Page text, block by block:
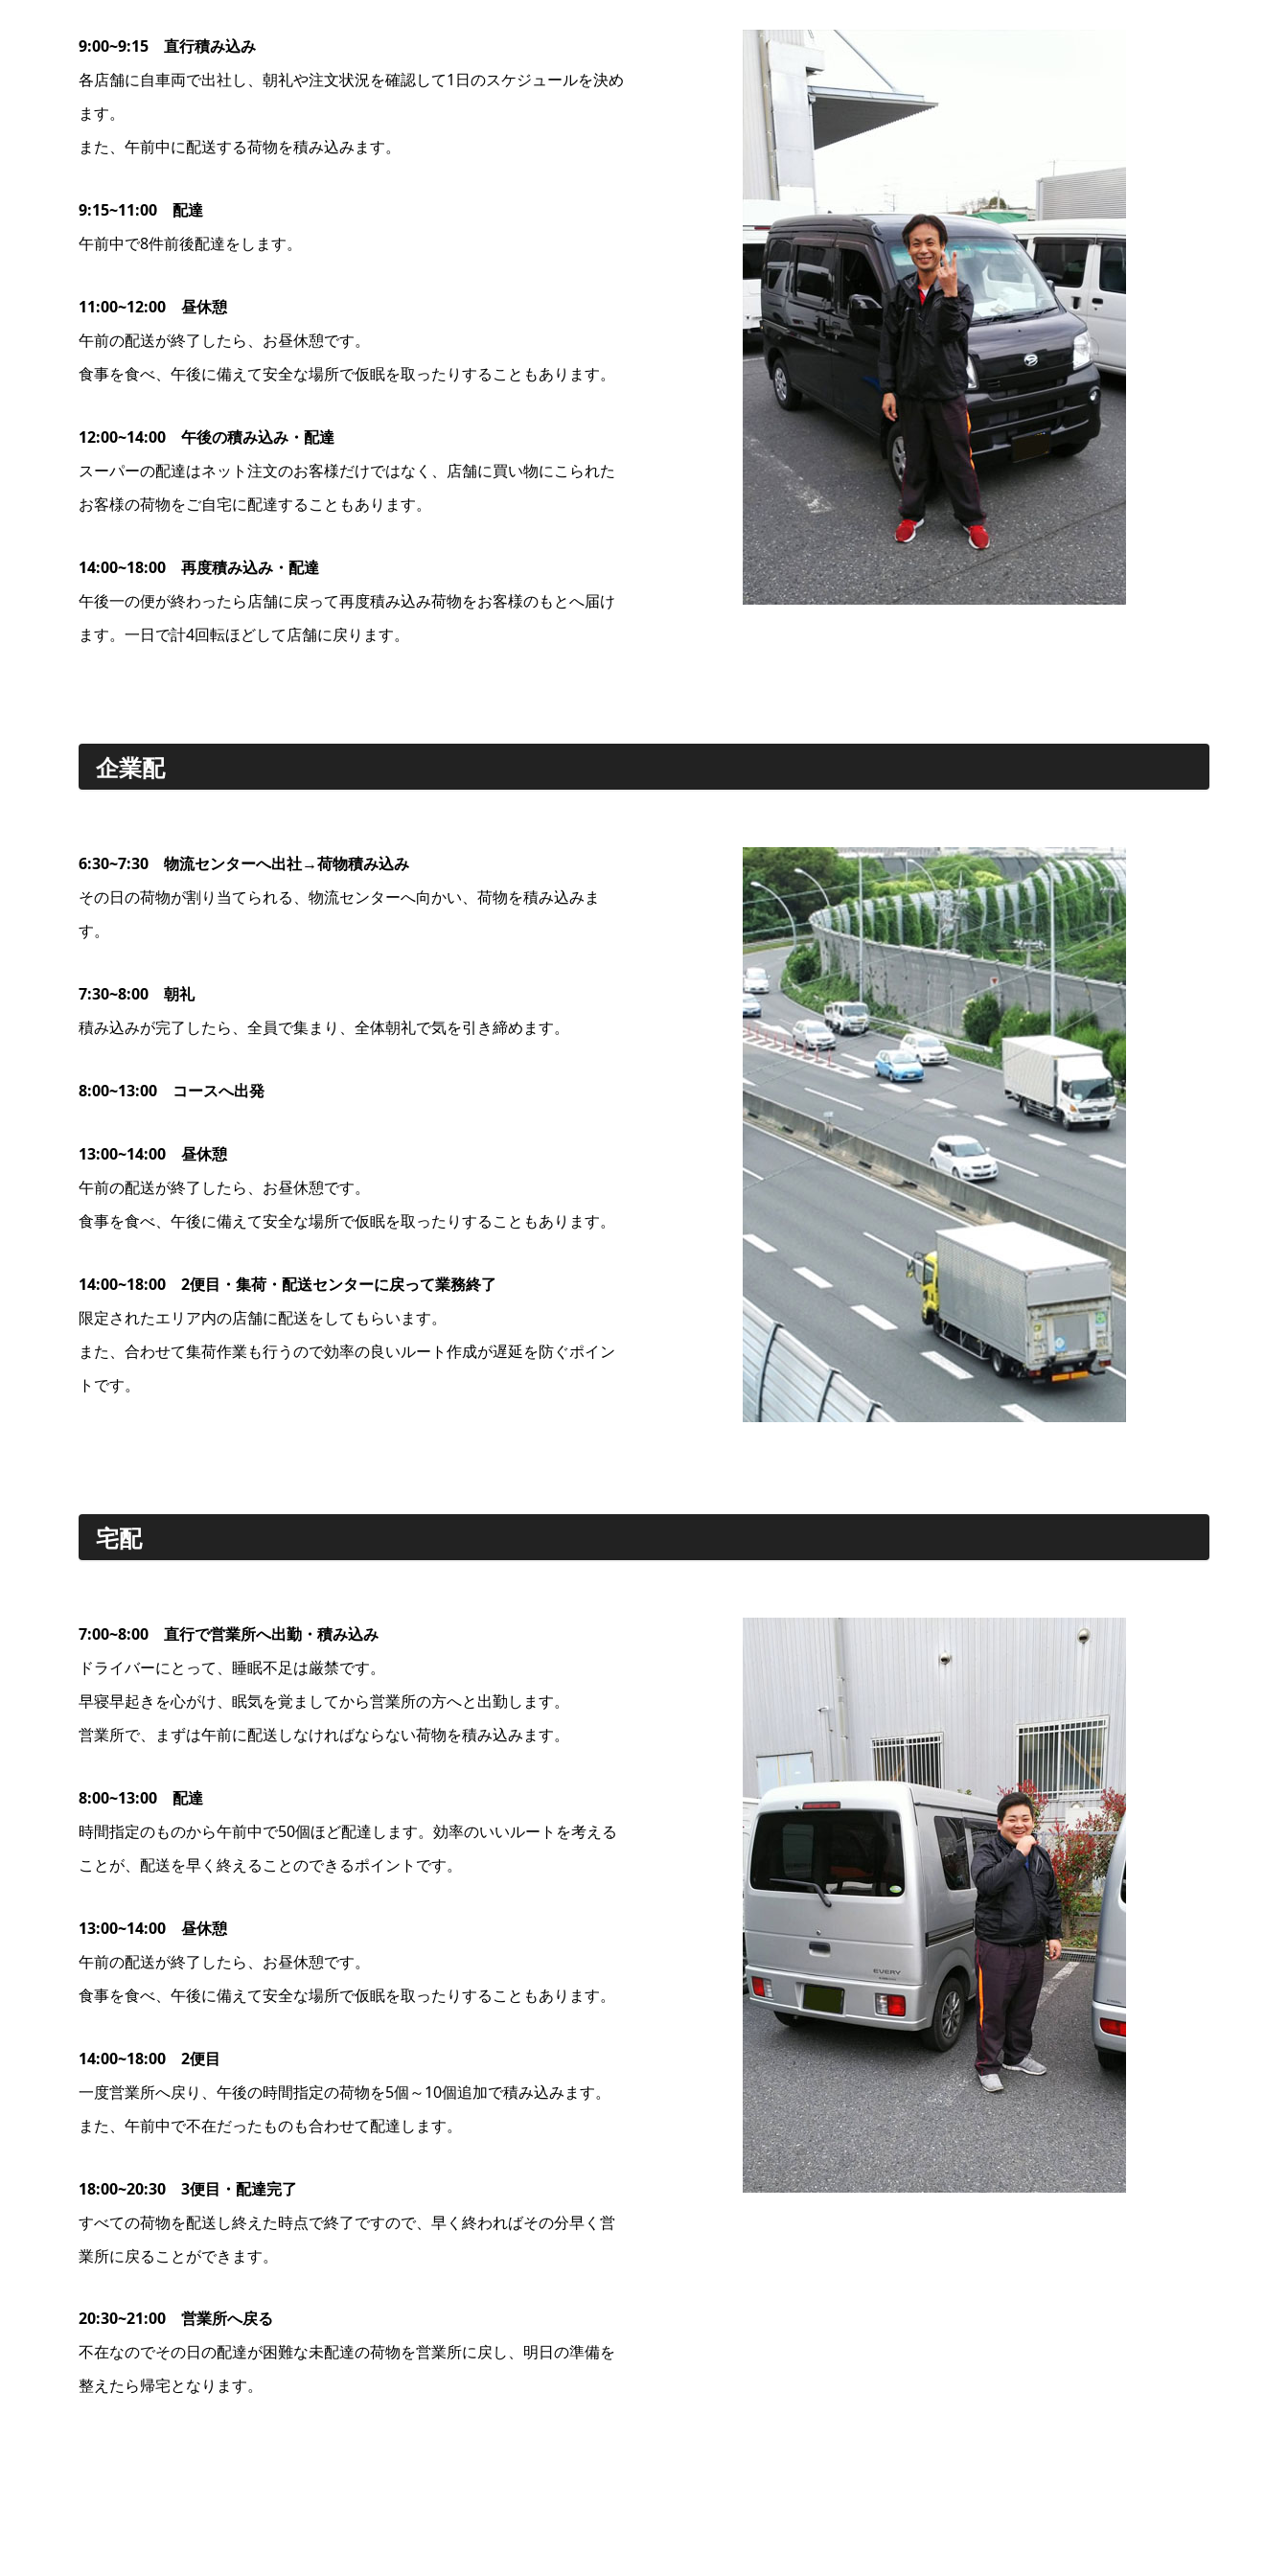
9:00~9:15 直行積み込み
各店舗に自車両で出社し、朝礼や注文状況を確認して1日のスケジュールを決め
ます。
また、午前中に配送する荷物を積み込みます。
9:15~11:00 配達
午前中で8件前後配達をします。
11:00~12:00 昼休憩
午前の配送が終了したら、お昼休憩です。
食事を食べ、午後に備えて安全な場所で仮眠を取ったりすることもあります。
12:00~14:00 午後の積み込み・配達
スーパーの配達はネット注文のお客様だけではなく、店舗に買い物にこられた
お客様の荷物をご自宅に配達することもあります。
14:00~18:00 再度積み込み・配達
午後一の便が終わったら店舗に戻って再度積み込み荷物をお客様のもとへ届け
ます。一日で計4回転ほどして店舗に戻ります。
企業配
6:30~7:30 物流センターへ出社→荷物積み込み
その日の荷物が割り当てられる、物流センターへ向かい、荷物を積み込みま
す。
7:30~8:00 朝礼
積み込みが完了したら、全員で集まり、全体朝礼で気を引き締めます。
8:00~13:00 コースへ出発
13:00~14:00 昼休憩
午前の配送が終了したら、お昼休憩です。
食事を食べ、午後に備えて安全な場所で仮眠を取ったりすることもあります。
14:00~18:00 2便目・集荷・配送センターに戻って業務終了
限定されたエリア内の店舗に配送をしてもらいます。
また、合わせて集荷作業も行うので効率の良いルート作成が遅延を防ぐポイン
トです。
宅配
7:00~8:00 直行で営業所へ出勤・積み込み
ドライバーにとって、睡眠不足は厳禁です。
早寝早起きを心がけ、眠気を覚ましてから営業所の方へと出勤します。
営業所で、まずは午前に配送しなければならない荷物を積み込みます。
8:00~13:00 配達
時間指定のものから午前中で50個ほど配達します。効率のいいルートを考える
ことが、配送を早く終えることのできるポイントです。
13:00~14:00 昼休憩
午前の配送が終了したら、お昼休憩です。
食事を食べ、午後に備えて安全な場所で仮眠を取ったりすることもあります。
14:00~18:00 2便目
一度営業所へ戻り、午後の時間指定の荷物を5個～10個追加で積み込みます。
また、午前中で不在だったものも合わせて配達します。
18:00~20:30 3便目・配達完了
すべての荷物を配送し終えた時点で終了ですので、早く終わればその分早く営
業所に戻ることができます。
20:30~21:00 営業所へ戻る
不在なのでその日の配達が困難な未配達の荷物を営業所に戻し、明日の準備を
整えたら帰宅となります。